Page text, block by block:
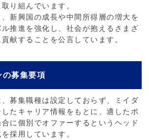
り組んでいます。
新興国の成長や中間所得層の増大を
推進を強化し、社会が抱えるさまざ
献することを公言しています。
の募集要項
募集職種は設定しておらず、ミイダ
たキャリア情報をもとに、適したポ
に個別でオファーするというヘッド
採用しています。